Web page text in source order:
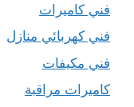
فني كاميرات
فني كهربائي منازل
فني مكيفات
كاميرات مراقبة